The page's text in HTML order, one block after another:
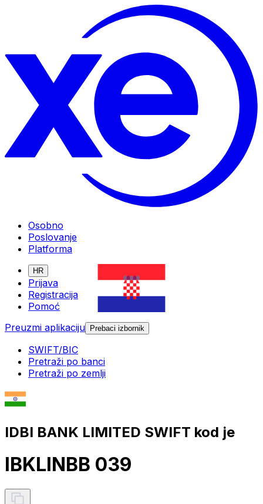
Osobno
Poslovanje
Platforma
HR
Prijava
Registracija
Pomoć
Preuzmi aplikaciju
Prebaci izbornik
SWIFT/BIC
Pretraži po banci
Pretraži po zemlji
IDBI BANK LIMITED SWIFT kod je
IBKLINBB 039